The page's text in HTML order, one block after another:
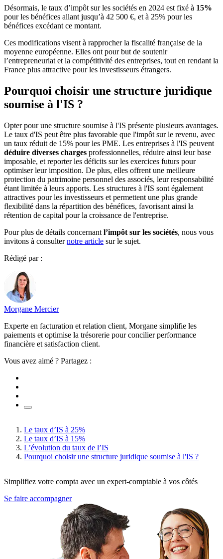
Désormais, le taux d’impôt sur les sociétés en 2024 est fixé à 15%
pour les bénéfices allant jusqu’à 42 500 €, et à 25% pour les
bénéfices excédant ce montant.
Ces modifications visent à rapprocher la fiscalité française de la
moyenne européenne. Elles ont pour but de soutenir
l’entrepreneuriat et la compétitivité des entreprises, tout en rendant la
France plus attractive pour les investisseurs étrangers.
Pourquoi choisir une structure juridique
soumise à l'IS ?
Opter pour une structure soumise à l'IS présente plusieurs avantages.
Le taux d'IS peut être plus favorable que l'impôt sur le revenu, avec
un taux réduit de 15% pour les PME. Les entreprises à l'IS peuvent
déduire diverses charges professionnelles, réduire ainsi leur base
imposable, et reporter les déficits sur les exercices futurs pour
optimiser leur imposition. De plus, elles offrent une meilleure
protection du patrimoine personnel des associés, leur responsabilité
étant limitée à leurs apports. Les structures à l'IS sont également
attractives pour les investisseurs et permettent une plus grande
flexibilité dans la répartition des bénéfices, favorisant ainsi la
rétention de capital pour la croissance de l'entreprise.
Pour plus de détails concernant l’impôt sur les sociétés, nous vous
invitons à consulternotre article sur le sujet.
Rédigé par :
Morgane Mercier
Experte en facturation et relation client, Morgane simplifie les
paiements et optimise la trésorerie pour concilier performance
financière et satisfaction client.
Vous avez aimé ? Partagez :
Le taux d’IS à 25%
Le taux d’IS à 15%
L’évolution du taux de l’IS
Pourquoi choisir une structure juridique soumise à l'IS ?
Simplifiez votre compta avec un expert-comptable à vos côtés
Se faire accompagner